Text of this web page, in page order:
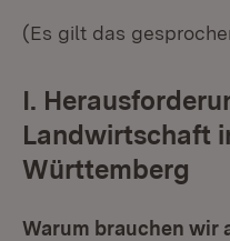
(Es gilt das
I.
Landwirtschaft
Württemberg
Warum brauchen wir